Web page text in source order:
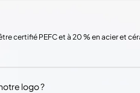
certifié PEFC et à 20 % en acier et
logo ?